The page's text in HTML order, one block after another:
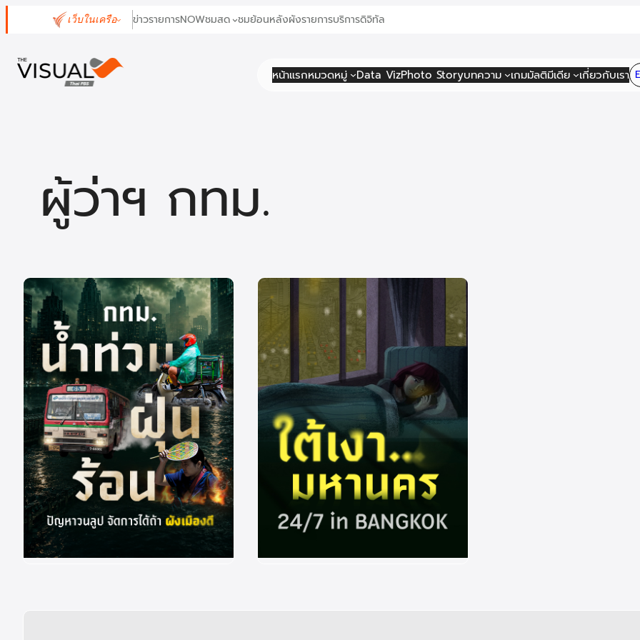
ไป
ยัง
เนื้อหา
เว็บในเครือ ข่าวรายการNOWชมสด ชมย้อนหลังผังรายการบริการดิจิทัล
หน้าแรกหมวดหมู่ Data VizPhoto Storyบทความ เกมมัลติมีเดีย เกี่ยวกับเรา
ผู้ว่าฯ กทม.